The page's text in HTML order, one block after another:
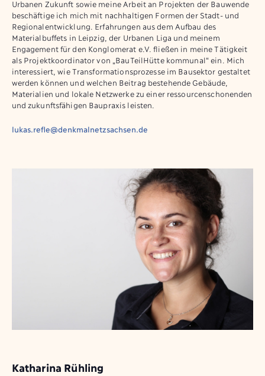
Urbanen Zukunft sowie meine Arbeit an Projekten der Bauwende
beschäftige ich mich mit nachhaltigen Formen der Stadt- und
Regionalentwicklung. Erfahrungen aus dem Aufbau des
Materialbuffets in Leipzig, der Urbanen Liga und meinem
Engagement für den Konglomerat e.V. fließen in meine Tätigkeit
als Projektkoordinator von „BauTeilHütte kommunal“ ein. Mich
interessiert, wie Transformationsprozesse im Bausektor gestaltet
werden können und welchen Beitrag bestehende Gebäude,
Materialien und lokale Netzwerke zu einer ressourcenschonenden
und zukunftsfähigen Baupraxis leisten.
lukas.refle@denkmalnetzsachsen.de
Katharina Rühling